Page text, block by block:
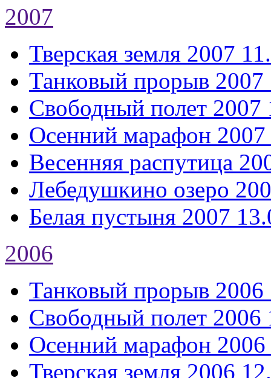
2007
Тверская земля 2007
Танковый прорыв 2007
Свободный полет 2007
Осенний марафон 2007
Весенняя распутица
Лебедушкино озеро
Белая пустыня 2007
2006
Танковый прорыв 2006
Свободный полет 2006
Осенний марафон 2006
Тверская земля 2006